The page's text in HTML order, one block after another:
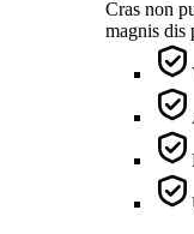
Cras non
magnis dis